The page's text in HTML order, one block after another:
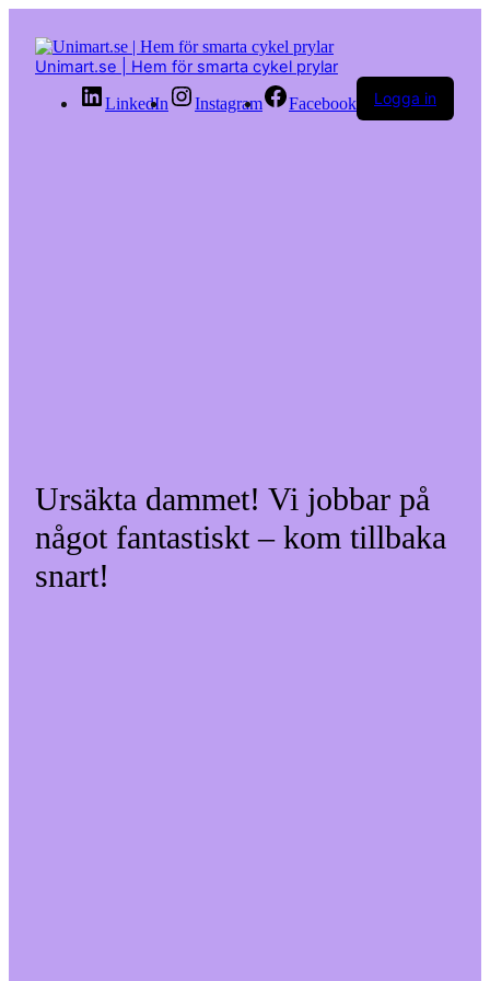
innehåll
Unimart.se | Hem för smarta cykel prylar
LinkedIn Instagram Facebook Logga in
Ursäkta dammet! Vi jobbar på
något fantastiskt – kom tillbaka
snart!